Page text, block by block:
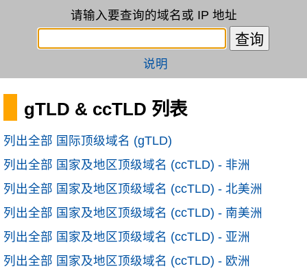
请输入要查询的域名或 IP 地址
说明
gTLD & ccTLD 列表
列出全部 国际顶级域名 (gTLD)
列出全部 国家及地区顶级域名 (ccTLD) - 非洲
列出全部 国家及地区顶级域名 (ccTLD) - 北美洲
列出全部 国家及地区顶级域名 (ccTLD) - 南美洲
列出全部 国家及地区顶级域名 (ccTLD) - 亚洲
列出全部 国家及地区顶级域名 (ccTLD) - 欧洲